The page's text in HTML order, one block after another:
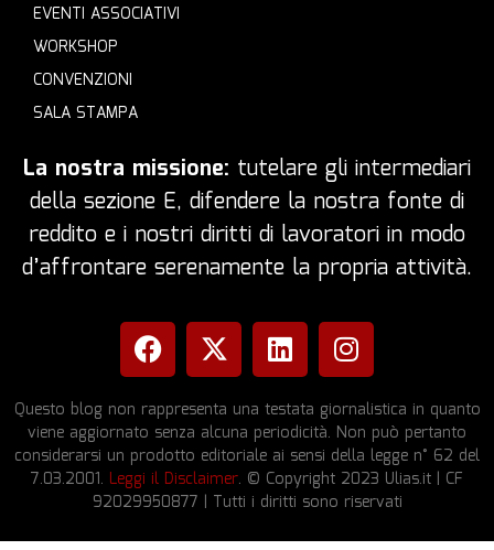
EVENTI ASSOCIATIVI
WORKSHOP
CONVENZIONI
SALA STAMPA
La nostra missione: tutelare gli intermediari
della sezione E, difendere la nostra fonte di
reddito e i nostri diritti di lavoratori in modo
d’affrontare serenamente la propria attività.
Questo blog non rappresenta una testata giornalistica in quanto
viene aggiornato senza alcuna periodicità. Non può pertanto
considerarsi un prodotto editoriale ai sensi della legge n° 62 del
7.03.2001. Leggi il Disclaimer. © Copyright 2023 Ulias.it | CF
92029950877 | Tutti i diritti sono riservati